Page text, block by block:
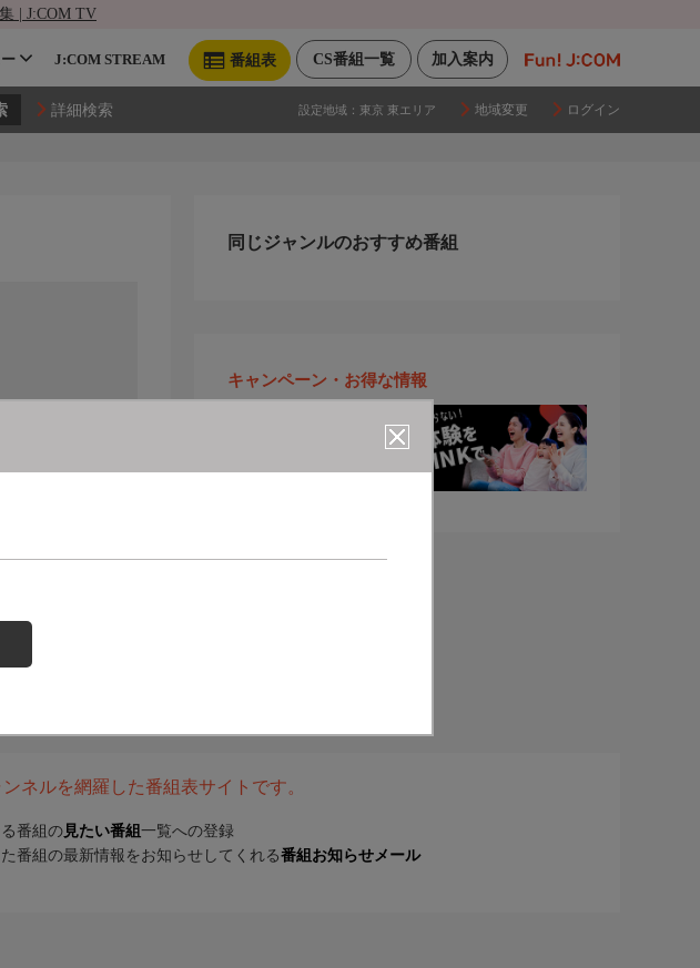
| J:COM TV
加入案内
CS番組一覧
番組表
J:COM STREAM
詳細検索 設定地域： 東京 東エリア 地域変更 ログイン
同じジャンルのおすすめ番組
キャンペーン・お得な情報
ネルを網羅した番組表サイトです。
番組の 見たい番組 一覧への登録
番組の最新情報をお知らせしてくれる番組お知らせメール